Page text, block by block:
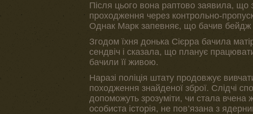
Після цього вона раптово заявила, що
проходження через контрольно-
Однак Марк запевняє, що бачив
Згодом їхня донька Сієрра бачила
сендвіч і сказала, що планує
бачили її живою.
Наразі поліція штату продовжує
походження знайденої зброї. Слідчі
допоможуть зрозуміти, чи стала вчена
особиста історія, не пов’язана з